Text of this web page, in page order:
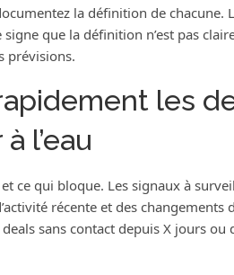
la définition de chacune.
signe que la définition n’est pas
prévisions.
les
l’eau
ce qui bloque. Les signaux à
récente et des
sans contact depuis X jours ou